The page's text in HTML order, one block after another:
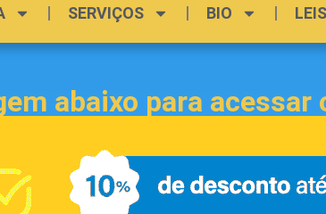
SERVIÇOS BIO LEIS
abaixo para acessar